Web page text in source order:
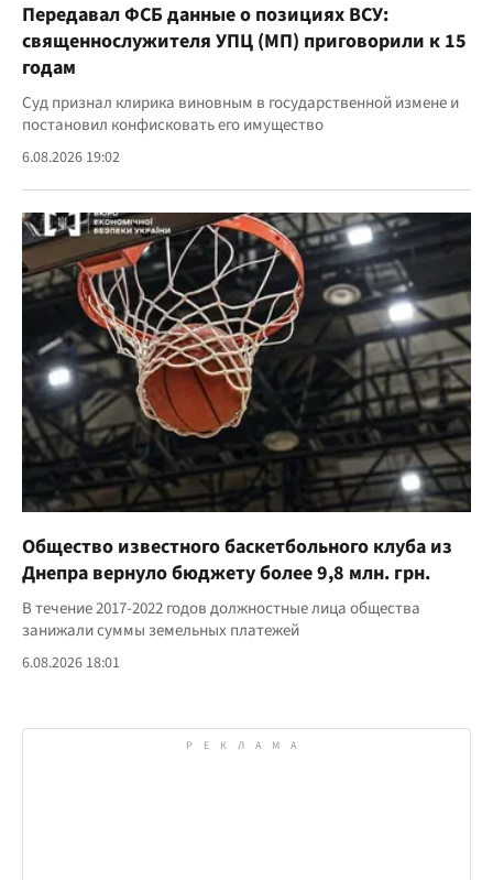
Передавал ФСБ данные о позициях ВСУ:
священнослужителя УПЦ (МП) приговорили к 15
годам
Суд признал клирика виновным в государственной измене и
постановил конфисковать его имущество
6.08.2026 19:02
Общество известного баскетбольного клуба из
Днепра вернуло бюджету более 9,8 млн. грн.
В течение 2017-2022 годов должностные лица общества
занижали суммы земельных платежей
6.08.2026 18:01